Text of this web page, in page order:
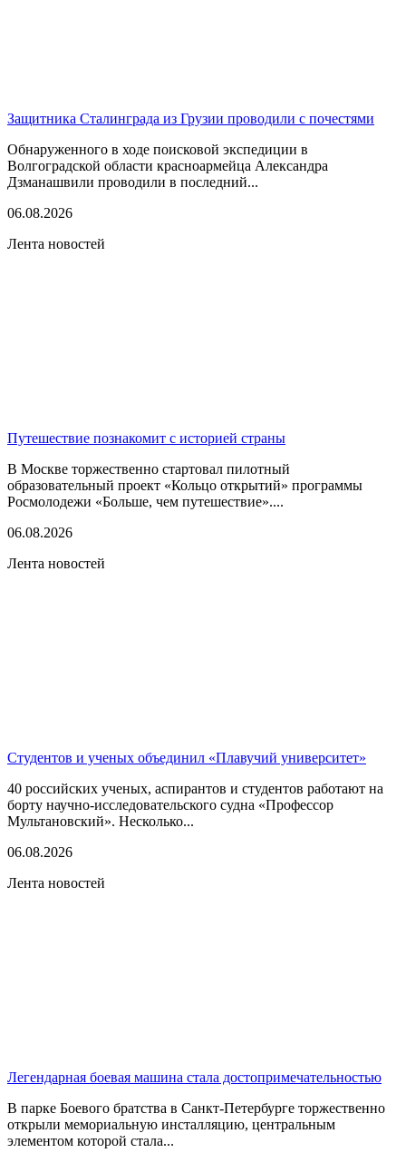
Защитника Сталинграда из Грузии проводили с почестями
Обнаруженного в ходе поисковой экспедиции в
Волгоградской области красноармейца Александра
Дзманашвили проводили в последний...
06.08.2026
Лента новостей
Путешествие познакомит с историей страны
В Москве торжественно стартовал пилотный
образовательный проект «Кольцо открытий» программы
Росмолодежи «Больше, чем путешествие»....
06.08.2026
Лента новостей
Студентов и ученых объединил «Плавучий университет»
40 российских ученых, аспирантов и студентов работают на
борту научно-исследовательского судна «Профессор
Мультановский». Несколько...
06.08.2026
Лента новостей
Легендарная боевая машина стала достопримечательностью
В парке Боевого братства в Санкт-Петербурге торжественно
открыли мемориальную инсталляцию, центральным
элементом которой стала...